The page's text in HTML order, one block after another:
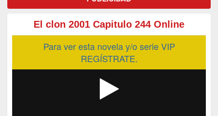
El clon 2001 Capitulo 244 Online
Para ver esta novela y/o serie VIP
REGÍSTRATE.